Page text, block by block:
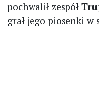
pochwalił zespół
grał jego piosenki w